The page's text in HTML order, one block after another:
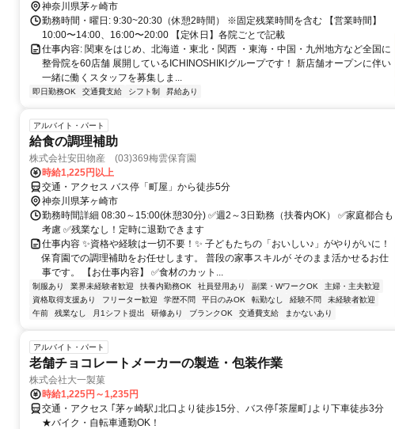
神奈川県茅ヶ崎市
勤務時間・曜日: 9:30~20:30（休憩2時間） ※固定残業時間を含む 【営業時間】
10:00〜14:00、16:00〜20:00 【定休日】各院ごとで記載
仕事内容: 関東をはじめ、北海道・東北・関西 ・東海・中国・九州地方など全国に
整骨院を60店舗 展開しているICHINOSHIKIグループです！ 新店舗オープンに伴い
一緒に働くスタッフを募集しま...
即日勤務OK 交通費支給 シフト制 昇給あり
アルバイト・パート
給食の調理補助
株式会社安田物産 (03)369梅雲保育園
時給1,225円以上
交通・アクセス バス停「町屋」から徒歩5分
神奈川県茅ヶ崎市
勤務時間詳細 08:30～15:00(休憩30分) ✅週2～3日勤務（扶養内OK） ✅家庭都合も
考慮 ✅残業なし！定時に退勤できます
仕事内容 ✨資格や経験は一切不要！✨ 子どもたちの「おいしい♪」がやりがいに！
保育園での調理補助をお任せします。 普段の家事スキルが そのまま活かせるお仕
事です。 【お仕事内容】 ✅食材のカット...
制服あり 業界未経験者歓迎 扶養内勤務OK 社員登用あり 副業・WワークOK
主婦・主夫歓迎
資格取得支援あり
フリーター歓迎 学歴不問 平日のみOK 転勤なし 経験不問
未経験者歓迎
午前
残業なし 月1シフト提出 研修あり ブランクOK 交通費支給 まかないあり
アルバイト・パート
老舗チョコレートメーカーの製造・包装作業
株式会社大一製菓
時給1,225円～1,235円
交通・アクセス ｢茅ヶ崎駅｣北口より徒歩15分、バス停｢茶屋町｣より下車徒歩3分
★バイク・自転車通勤OK！